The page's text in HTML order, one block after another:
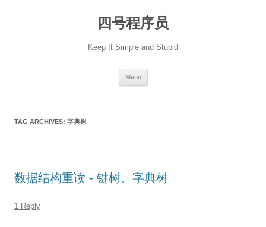
四号程序员
Keep It Simple and Stupid
Menu
TAG ARCHIVES: 字典树
数据结构重读 - 键树、字典树
1 Reply